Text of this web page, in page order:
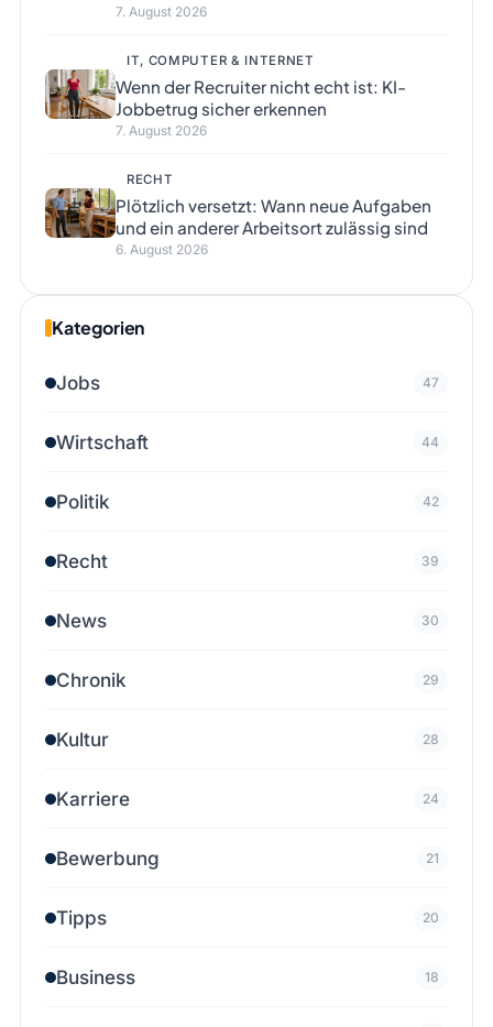
7. August 2026
IT, COMPUTER & INTERNET
Wenn der Recruiter nicht echt ist: KI-
Jobbetrug sicher erkennen
7. August 2026
RECHT
Plötzlich versetzt: Wann neue Aufgaben
und ein anderer Arbeitsort zulässig sind
6. August 2026
Kategorien
Jobs 47
Wirtschaft 44
Politik 42
Recht 39
News 30
Chronik 29
Kultur 28
Karriere 24
Bewerbung 21
Tipps 20
Business 18